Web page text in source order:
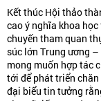
Kết thúc Hội thảo
cao ý nghĩa khoa
chuyến tham quan
súc lớn Trung ương
mong muốn hợp tác
tới để phát triển
đại biểu tin tưởng